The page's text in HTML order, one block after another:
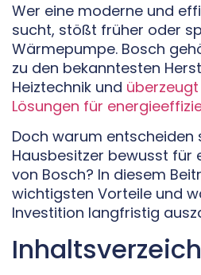
Wer eine moderne und
sucht, stößt früher oder
Wärmepumpe. Bosch
zu den bekanntesten
Heiztechnik und
Lösungen für
Doch warum entscheiden
Hausbesitzer bewusst für
von Bosch? In diesem
wichtigsten Vorteile und
Investition langfristig